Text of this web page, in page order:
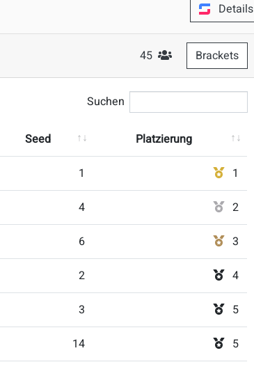
Details
45
#Teilnehmer
Brackets
Suchen
Seed Platzierung
1 1
4 2
6 3
2 4
3 5
14 5